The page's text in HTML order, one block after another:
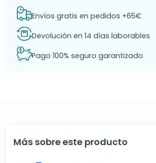
Envíos gratis en pedidos +65€
Devolución en 14 días laborables
Pago 100% seguro garantizado
Más sobre este producto